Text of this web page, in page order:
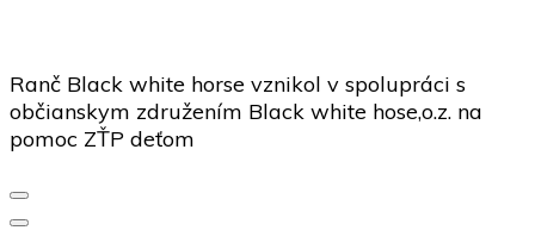
Ranč Black white horse vznikol v spolupráci s
občianskym združením Black white hose,o.z. na
pomoc ZŤP deťom